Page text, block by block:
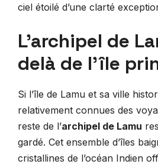
ciel étoilé d’une clarté
L’archipel de
delà de l’île
Si l’île de Lamu et sa ville
relativement connues des
reste de l’archipel de Lamu
gardé. Cet ensemble d’îles
cristallines de l’océan Indien